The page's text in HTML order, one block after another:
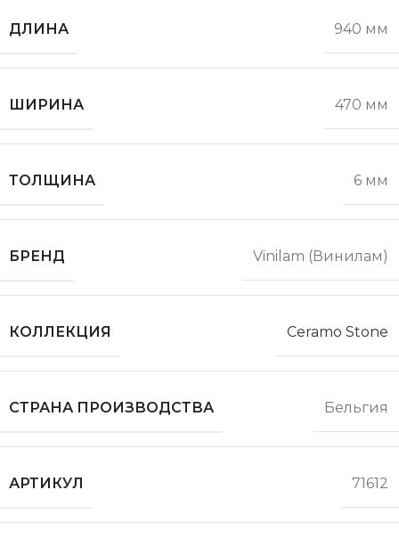
ДЛИНА 940 мм
ШИРИНА 470 мм
ТОЛЩИНА 6 мм
БРЕНД Vinilam (Винилам)
КОЛЛЕКЦИЯ Ceramo Stone
СТРАНА ПРОИЗВОДСТВА Бельгия
АРТИКУЛ 71612